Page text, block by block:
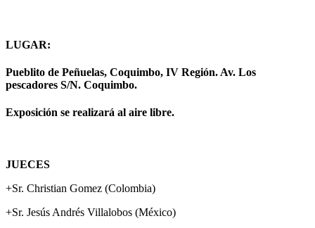
LUGAR:
Pueblito de Peñuelas, Coquimbo, IV Región. Av. Los
pescadores S/N. Coquimbo.
Exposición se realizará al aire libre.
JUECES
+Sr. Christian Gomez (Colombia)
+Sr. Jesús Andrés Villalobos (México)